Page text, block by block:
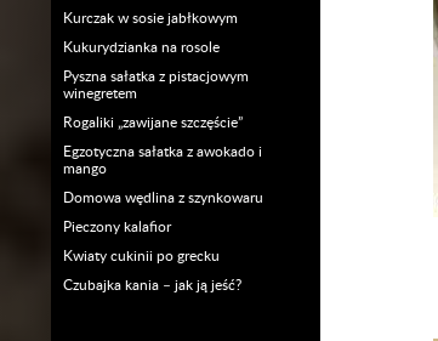
Kurczak w sosie jabłkowym
Kukurydzianka na rosole
Pyszna sałatka z pistacjowym
winegretem
Rogaliki „zawijane szczęście”
Egzotyczna sałatka z awokado i
mango
Domowa wędlina z szynkowaru
Pieczony kalafior
Kwiaty cukinii po grecku
Czubajka kania – jak ją jeść?